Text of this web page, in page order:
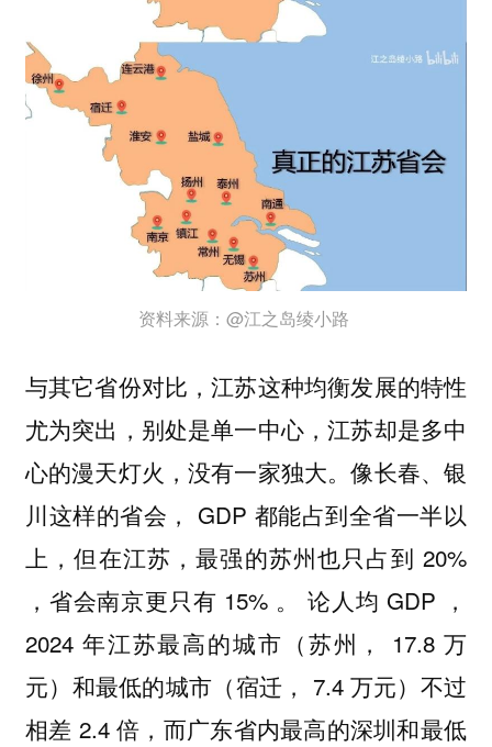
资料来源：@江之岛绫小路
与其它省份对比，江苏这种均衡发展的特性
尤为突出，别处是单一中心，江苏却是多中
心的漫天灯火，没有一家独大。像长春、银
川这样的省会， GDP 都能占到全省一半以
上，但在江苏，最强的苏州也只占到 20%
，省会南京更只有 15% 。 论人均 GDP ，
2024 年江苏最高的城市（苏州， 17.8 万
元）和最低的城市（宿迁， 7.4 万元）不过
相差 2.4 倍，而广东省内最高的深圳和最低